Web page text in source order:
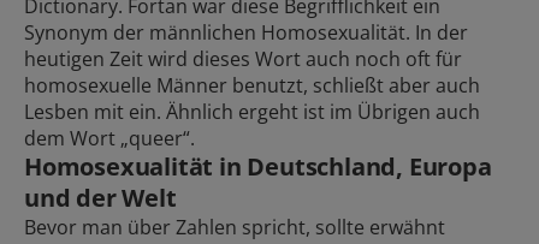
Dictionary. Fortan war diese Begrifflichkeit ein
Synonym der männlichen Homosexualität. In der
heutigen Zeit wird dieses Wort auch noch oft für
homosexuelle Männer benutzt, schließt aber auch
Lesben mit ein. Ähnlich ergeht ist im Übrigen auch
dem Wort „queer“.
Homosexualität in Deutschland, Europa
und der Welt
Bevor man über Zahlen spricht, sollte erwähnt